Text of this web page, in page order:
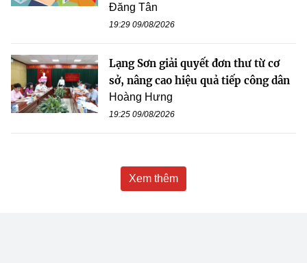
Đăng Tân
19:29 09/08/2026
Lạng Sơn giải quyết đơn thư từ cơ
sở, nâng cao hiệu quả tiếp công dân
Hoàng Hưng
19:25 09/08/2026
Xem thêm